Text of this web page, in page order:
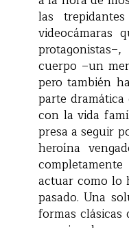
las
cuerpo –un
pero también
parte
con la vida
presa a seguir
heroína
actuar como lo
pasado. Una
formas